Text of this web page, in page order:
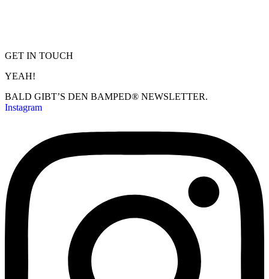
GET IN TOUCH
YEAH!
BALD GIBT’S DEN BAMPED® NEWSLETTER.
Instagram